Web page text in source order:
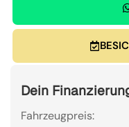
Dein
Fahrzeugpreis: